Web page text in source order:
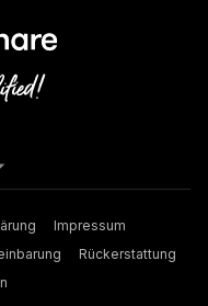
Impressum
Rückerstattung